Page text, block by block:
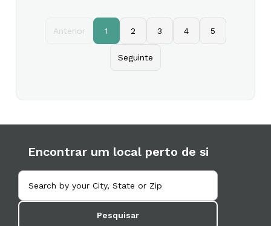
Anterior 1 2 3 4 5
Seguinte
Encontrar um local perto de si
Pesquisar